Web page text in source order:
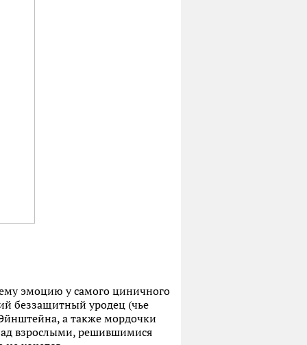
эмоцию у самого циничного
беззащитный уродец (чье
а также мордочки
взрослыми, решившимися